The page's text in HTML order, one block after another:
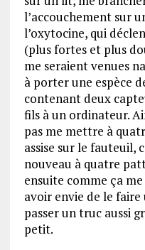
l’accouchement sur
l’oxytocine, qui
(plus fortes et plus
me seraient venues
à porter une espèce
contenant deux
fils à un ordinateur.
pas me mettre à
assise sur le fauteuil,
nouveau à quatre
ensuite comme ça
avoir envie de le
passer un truc aussi
petit.